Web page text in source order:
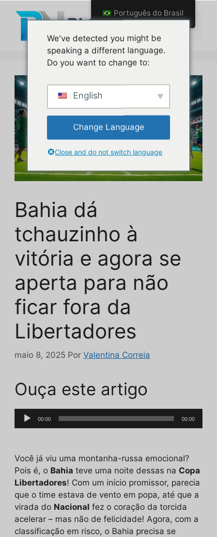
conteúdo
Menu
Bahia dá
tchauzinho à
vitória e agora se
aperta para não
ficar fora da
Libertadores
maio 8, 2025 Por Valentina Correia
Ouça este artigo
Tocador
de
00:00 00:00
Você já viu uma montanha-russa emocional?
Pois é, o Bahia teve uma noite dessas na Copa
Libertadores! Com um início promissor, parecia
que o time estava de vento em popa, até que a
virada do Nacional fez o coração da torcida
acelerar – mas não de felicidade! Agora, com a
classificação em risco, o Bahia precisa se
Português do Brasil
We've detected you might be
speaking a different language.
Do you want to change to:
English
Change Language
Close and do not switch language